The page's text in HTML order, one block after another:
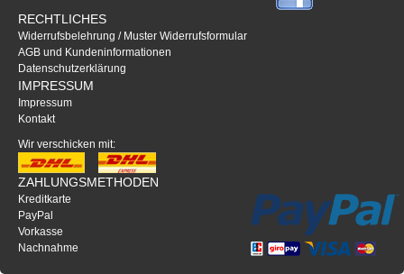
RECHTLICHES
Widerrufsbelehrung / Muster Widerrufsformular
AGB und Kundeninformationen
Datenschutzerklärung
IMPRESSUM
Impressum
Kontakt
Wir verschicken mit:
ZAHLUNGSMETHODEN
Kreditkarte
PayPal
Vorkasse
Nachnahme